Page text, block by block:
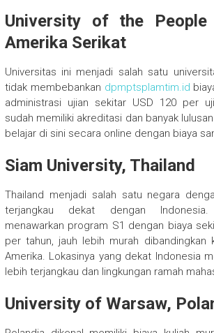
University of the People
Amerika Serikat
Universitas ini menjadi salah satu
tidak membebankan dpmptsplamtim.id
administrasi ujian sekitar USD 120 per
sudah memiliki akreditasi dan banyak
belajar di sini secara online dengan biaya
Siam University, Thailand
Thailand menjadi salah satu negara
terjangkau dekat dengan
menawarkan program S1 dengan biaya
per tahun, jauh lebih murah dibandingkan
Amerika. Lokasinya yang dekat Indonesia
lebih terjangkau dan lingkungan ramah
University of Warsaw,